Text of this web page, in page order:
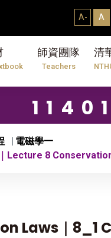
A- A
師資團隊
Teachers
清
電磁學一
Lecture 8
Laws｜8_1